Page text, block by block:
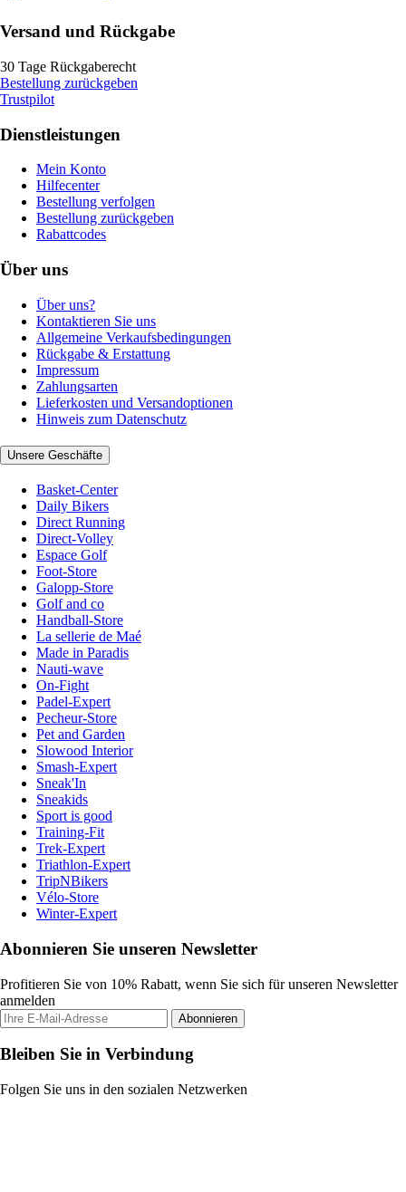
Versand und Rückgabe
30 Tage Rückgaberecht
Bestellung zurückgeben
Trustpilot
Dienstleistungen
Mein Konto
Hilfecenter
Bestellung verfolgen
Bestellung zurückgeben
Rabattcodes
Über uns
Über uns?
Kontaktieren Sie uns
Allgemeine Verkaufsbedingungen
Rückgabe & Erstattung
Impressum
Zahlungsarten
Lieferkosten und Versandoptionen
Hinweis zum Datenschutz
Unsere Geschäfte
Basket-Center
Daily Bikers
Direct Running
Direct-Volley
Espace Golf
Foot-Store
Galopp-Store
Golf and co
Handball-Store
La sellerie de Maé
Made in Paradis
Nauti-wave
On-Fight
Padel-Expert
Pecheur-Store
Pet and Garden
Slowood Interior
Smash-Expert
Sneak'In
Sneakids
Sport is good
Training-Fit
Trek-Expert
Triathlon-Expert
TripNBikers
Vélo-Store
Winter-Expert
Abonnieren Sie unseren Newsletter
Profitieren Sie von 10% Rabatt, wenn Sie sich für unseren Newsletter
anmelden
Abonnieren
Bleiben Sie in Verbindung
Folgen Sie uns in den sozialen Netzwerken